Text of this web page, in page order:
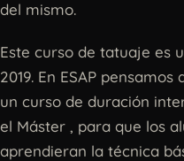
del mismo.
Este curso de tatuaje es
2019. En ESAP
un curso de duración
el Máster , para que los
aprendieran la técnica